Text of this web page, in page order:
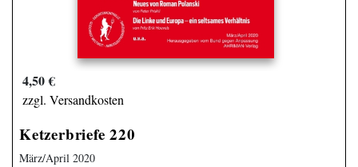
4,50 €
zzgl. Versandkosten
Ketzerbriefe 220
März/April 2020